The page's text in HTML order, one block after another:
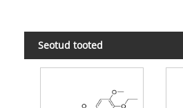
Seotud tooted